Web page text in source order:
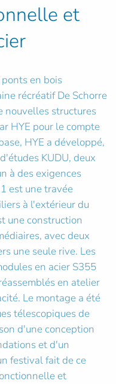
et
en bois
récréatif De Schorre
nouvelles structures
HYE pour le compte
HYE a développé,
KUDU, deux
à des exigences
est une travée
à l'extérieur du
une construction
avec deux
une seule rive. Les
en acier S355
en atelier
Le montage a été
télescopiques de
d'une conception
et d'un
festival fait de ce
et